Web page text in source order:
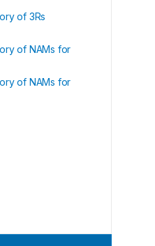
of 3Rs
of NAMs for
of NAMs for